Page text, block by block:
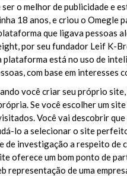
o melhor de publicidade e
18 anos, e criou o Omegle
que ligava pessoas
por seu fundador Leif K-
plataforma está no uso de
com base em interesses
você criar seu próprio
Se você escolher um
Você vai descobrir
lo a selecionar o site
investigação a respeito de
oferece um bom ponto de
representação de uma